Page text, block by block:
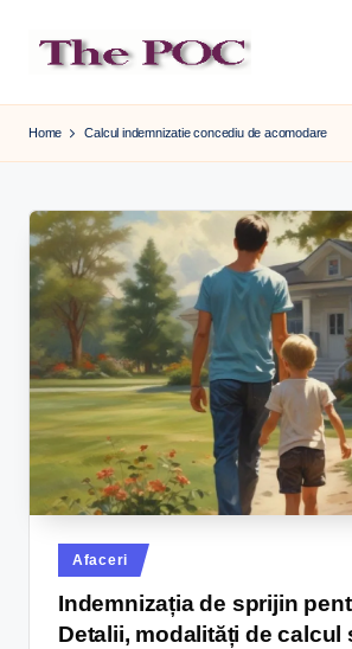
content
Home Calcul indemnizatie concediu de acomodare
Afaceri
Indemnizația de sprijin
Detalii, modalități de calcul